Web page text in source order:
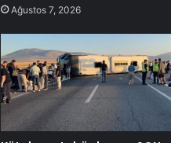
Ağustos 7, 2026